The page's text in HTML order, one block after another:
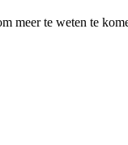
meer te weten te